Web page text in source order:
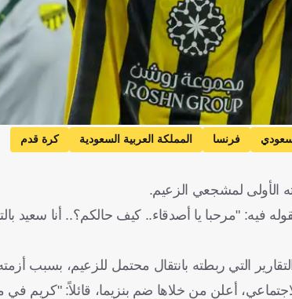
فرنسا المملكة العربية السعودية كرة قدم
الأولى لمشجعي الزعيم.
"مرحبا يا أصدقاء.. كيف حالكم؟.. أنا سعيد
التي ربطته بانتقال محتمل للزعيم، بسبب
أعلن من خلاها ضم بنزيما، قائلاً: "كريم في